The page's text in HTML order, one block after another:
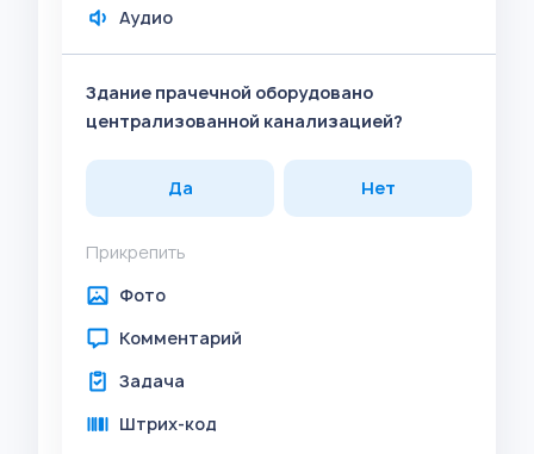
Аудио
Здание прачечной оборудовано
централизованной канализацией?
Да Нет
Прикрепить
Фото
Комментарий
Задача
Штрих-код